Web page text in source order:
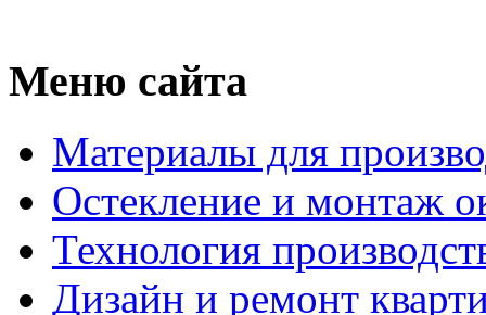
Меню сайта
Материалы для
Остекление и монтаж
Технология
Дизайн и ремонт